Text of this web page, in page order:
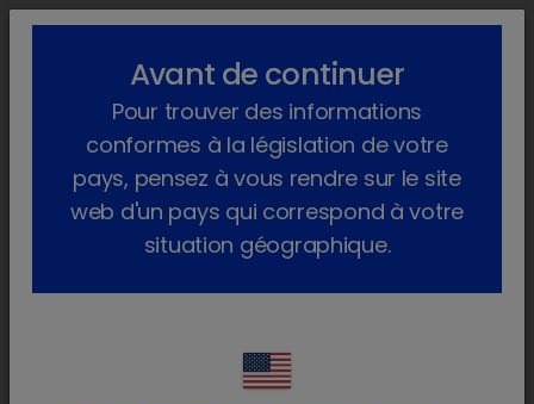
lock_outline search menu
Traitements solubles
Une eau de bonne qualité
Une eau de bonne qualité
Assurez-vous que l'eau est adaptée et
La dureté de l'eau
Avant de continuer
Pour trouver des informations
conformes à la législation de votre
pays, pensez à vous rendre sur le site
web d'un pays qui correspond à votre
situation géographique.